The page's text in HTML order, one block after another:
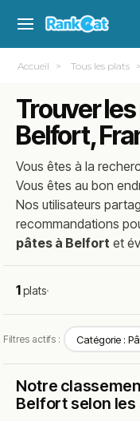
Accueil Tous les plats
Trouver
Belfort,
Vous êtes à la
Vous êtes au bon
Nos utilisateurs
recommandations
pâtes à Belfort et
1plats·
Filtres actifs : Catégorie :
Notre
Belfort selon les